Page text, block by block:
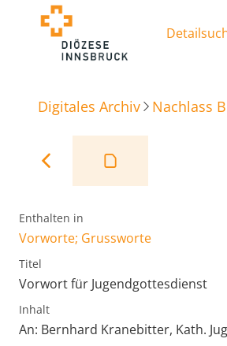
Digitales Archiv Nachlass
Enthalten in
Vorworte; Grussworte
Titel
Vorwort für Jugendgottesdienst
Inhalt
An: Bernhard Kranebitter, Kath.